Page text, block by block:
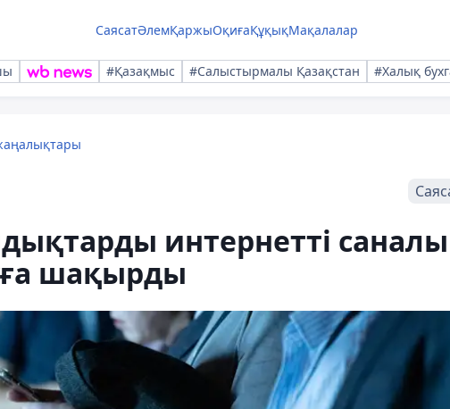
СаясатӘлемҚаржыОқиғаҚұқықМақалалар
#Қазақмыс #Салыстырмалы Қазақстан #Халық
интернетті саналы
шақырды